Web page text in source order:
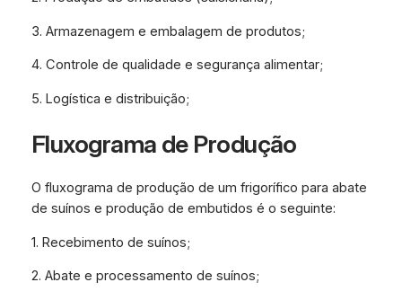
3. Armazenagem e embalagem de produtos;
4. Controle de qualidade e segurança alimentar;
5. Logística e distribuição;
Fluxograma de Produção
O fluxograma de produção de um frigorífico para abate
de suínos e produção de embutidos é o seguinte:
1. Recebimento de suínos;
2. Abate e processamento de suínos;